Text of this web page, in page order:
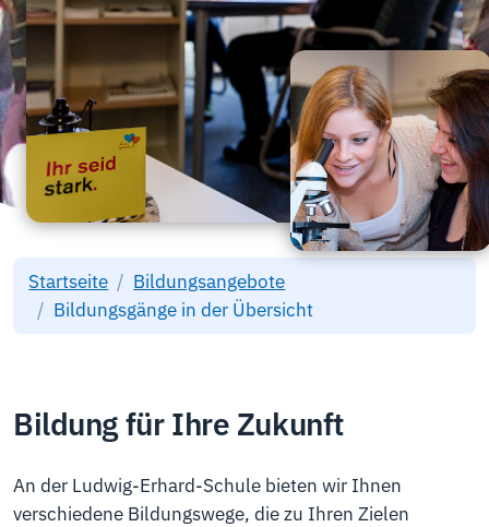
Startseite
Bildungsangebote
Bildungsgänge in der Übersicht
Bildung für Ihre Zukunft
An der Ludwig-Erhard-Schule bieten wir Ihnen
verschiedene Bildungswege, die zu Ihren Zielen